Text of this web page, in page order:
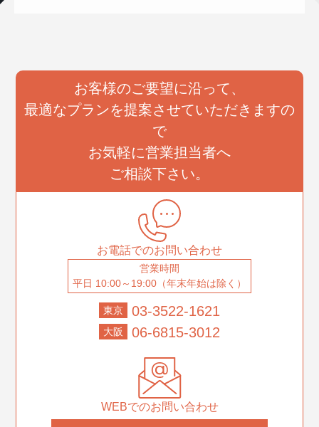
お客様のご要望に沿って、
最適なプランを提案させていただきますの
で
お気軽に営業担当者へ
ご相談下さい。
お電話でのお問い合わせ
営業時間
平日 10:00～19:00（年末年始は除く）
東京 03-3522-1621
大阪 06-6815-3012
WEBでのお問い合わせ